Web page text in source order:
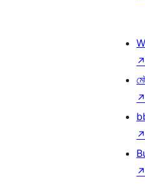
↗
↗
↗
↗